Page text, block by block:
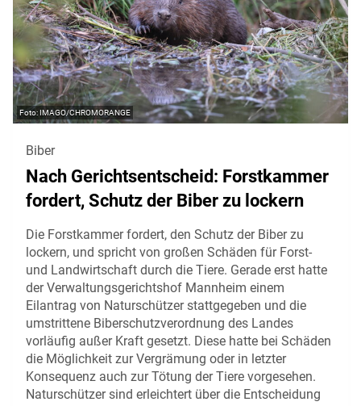
IMAGO/CHROMORANGE
Biber
Nach Gerichtsentscheid: Forstkammer
fordert, Schutz der Biber zu lockern
Die Forstkammer fordert, den Schutz der Biber zu
lockern, und spricht von großen Schäden für Forst-
und Landwirtschaft durch die Tiere. Gerade erst hatte
der Verwaltungsgerichtshof Mannheim einem
Eilantrag von Naturschützer stattgegeben und die
umstrittene Biberschutzverordnung des Landes
vorläufig außer Kraft gesetzt. Diese hatte bei Schäden
die Möglichkeit zur Vergrämung oder in letzter
Konsequenz auch zur Tötung der Tiere vorgesehen.
Naturschützer sind erleichtert über die Entscheidung